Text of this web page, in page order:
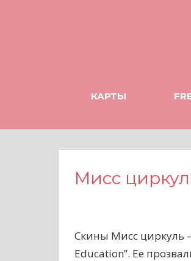
КАРТЫ
Мисс
Скины Мисс циркуль
Education”. Ее